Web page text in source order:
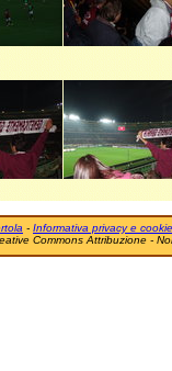
- Informativa privacy e cookie
Commons Attribuzione -